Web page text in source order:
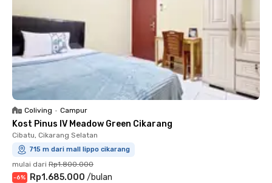
Coliving • Campur
Kost Pinus IV Meadow Green Cikarang
Cibatu, Cikarang Selatan
715 m dari mall lippo cikarang
mulai dari Rp1.800.000
-6% Rp1.685.000 /bulan